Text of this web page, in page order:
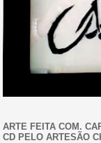
ARTE FEITA COM.
CD PELO ARTESÃO